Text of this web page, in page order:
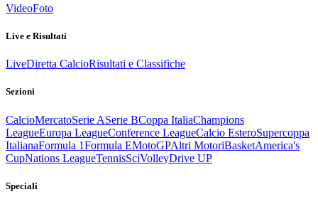
VideoFoto
Live e Risultati
LiveDiretta CalcioRisultati e Classifiche
Sezioni
CalcioMercatoSerie ASerie BCoppa ItaliaChampions
LeagueEuropa LeagueConference LeagueCalcio EsteroSupercoppa
ItalianaFormula 1Formula EMotoGPAltri MotoriBasketAmerica's
CupNations LeagueTennisSciVolleyDrive UP
Speciali